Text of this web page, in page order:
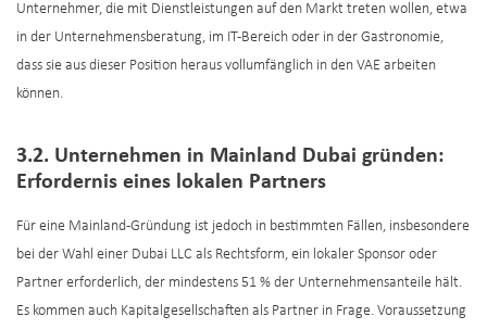
Unternehmer, die mit Dienstleistungen auf den Markt treten wollen, etwa
in der Unternehmensberatung, im IT-Bereich oder in der Gastronomie,
dass sie aus dieser Position heraus vollumfänglich in den VAE arbeiten
können.
3.2. Unternehmen in Mainland Dubai gründen:
Erfordernis eines lokalen Partners
Für eine Mainland-Gründung ist jedoch in bestimmten Fällen, insbesondere
bei der Wahl einer Dubai LLC als Rechtsform, ein lokaler Sponsor oder
Partner erforderlich, der mindestens 51 % der Unternehmensanteile hält.
Es kommen auch Kapitalgesellschaften als Partner in Frage. Voraussetzung